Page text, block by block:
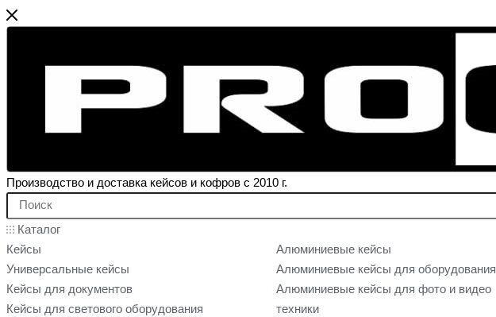
Производство и доставка кейсов и кофров с 2010 г.
Каталог
Кейсы
Универсальные кейсы
Кейсы для документов
Кейсы для светового оборудования
Алюминиевые кейсы
Алюминиевые кейсы для оборудования
Алюминиевые кейсы для фото и видео
техники